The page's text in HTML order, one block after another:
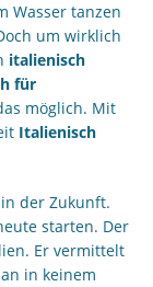
Wasser tanzen
um wirklich
italienisch
für
möglich. Mit
Italienisch
der Zukunft.
starten. Der
Er vermittelt
in keinem